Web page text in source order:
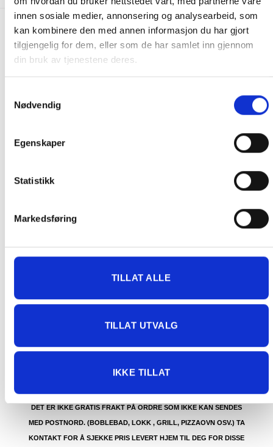
innen sosiale medier, annonsering og analysearbeid, som
kan kombinere den med annen informasjon du har gjort
tilgjengelig for dem, eller som de har samlet inn gjennom
din bruk av tjenestene deres.
Nødvendig
Egenskaper
Statistikk
Markedsføring
TILLAT ALLE
TILLAT UTVALG
IKKE TILLAT
FRAKT PÅ ORDRE 0-1499 kroner:
Pakke til hentested. Velg enten Postnord eller Bring i
Produkter som kan knuses eller skades via. transport sendes ikke.
Har du ikke fått noen alternativ på frakt på din pakke så er
pakken enten for tung, eller varen har fått frakten fjernet pga.
Noen produkter selges kun i
butikk, og får derfor kun opp valget klikk & hent. Hør med oss på
dørmatten):
GRATIS FRAKT PÅ ORDRE OVER 1500 KR SOM KAN SENDES
DET ER IKKE GRATIS FRAKT PÅ ORDRE SOM IKKE KAN SENDES
MED POSTNORD. (BOBLEBAD, LOKK , GRILL, PIZZAOVN OSV.) TA
KONTAKT FOR Å SJEKKE PRIS LEVERT HJEM TIL DEG FOR DISSE